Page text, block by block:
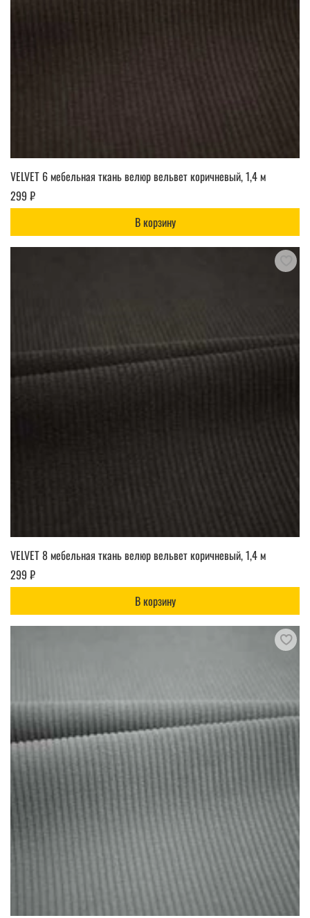
VELVET 6 мебельная ткань велюр вельвет коричневый, 1,4 м
299 ₽
В корзину
VELVET 8 мебельная ткань велюр вельвет коричневый, 1,4 м
299 ₽
В корзину